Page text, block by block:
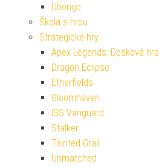
Ubongo
Škola s hrou
Strategické hry
Apex Legends: Desková hra
Dragon Eclipse
Etherfields
Gloomhaven
ISS Vanguard
Stalker
Tainted Grail
Unmatched